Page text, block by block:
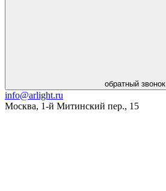
обратный звонок
info@arlight.ru
Москва, 1-й Митинский пер., 15